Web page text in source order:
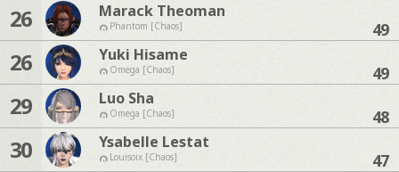
26 Marack Theoman
Phantom [Chaos] 49
26 Yuki Hisame
Omega [Chaos] 49
29 Luo Sha
Omega [Chaos] 48
30 Ysabelle Lestat
Louisoix [Chaos] 47